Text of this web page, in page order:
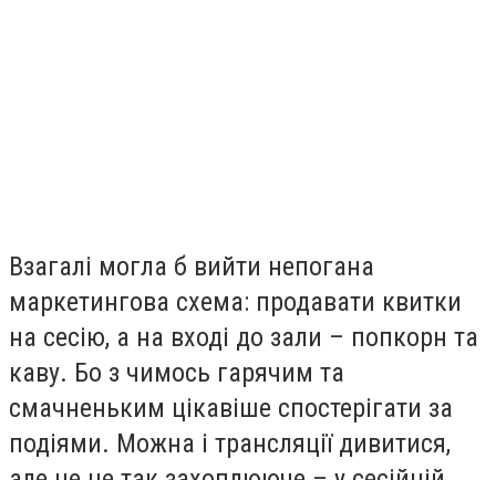
Взагалі могла б вийти непогана
маркетингова схема: продавати квитки
на сесію, а на вході до зали – попкорн та
каву. Бо з чимось гарячим та
смачненьким цікавіше спостерігати за
подіями. Можна і трансляції дивитися,